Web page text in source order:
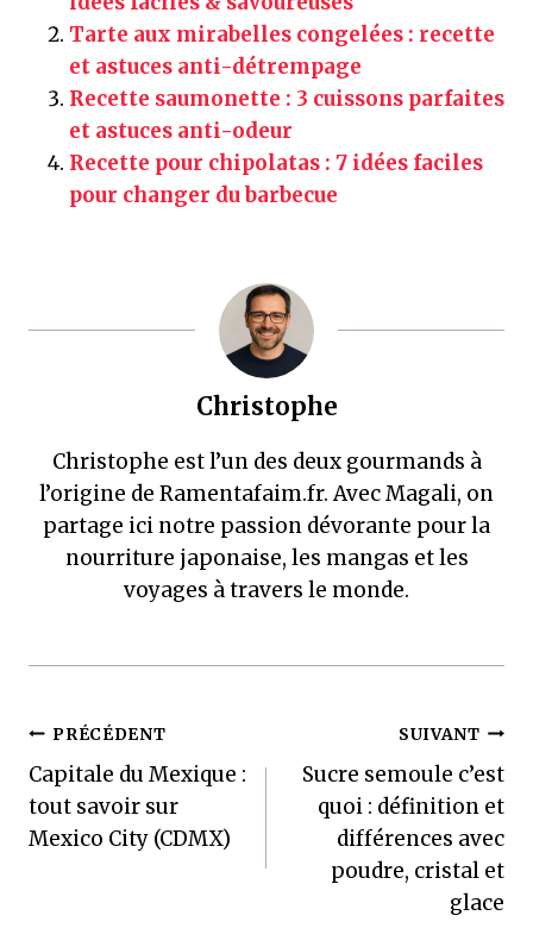
Tarte aux mirabelles congelées : recette
et astuces anti-détrempage
Recette saumonette : 3 cuissons parfaites
et astuces anti-odeur
Recette pour chipolatas : 7 idées faciles
pour changer du barbecue
Christophe
Christophe est l’un des deux gourmands à
l’origine de Ramentafaim.fr. Avec Magali, on
partage ici notre passion dévorante pour la
nourriture japonaise, les mangas et les
voyages à travers le monde.
Navigation
de
l’article
PRÉCÉDENT
Capitale du Mexique :
tout savoir sur
Mexico City (CDMX)
SUIVANT
Sucre semoule c’est
quoi : définition et
différences avec
poudre, cristal et
glace